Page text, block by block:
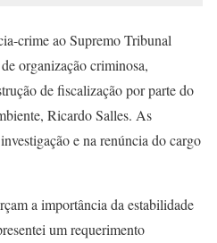
crime ao Supremo Tribunal
organização criminosa,
de fiscalização por parte do
Ricardo Salles. As
e na renúncia do cargo
a importância da estabilidade
um requerimento